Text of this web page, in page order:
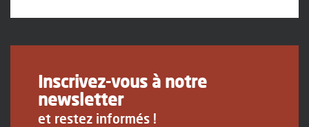
Inscrivez-vous à notre
newsletter
et restez informés !